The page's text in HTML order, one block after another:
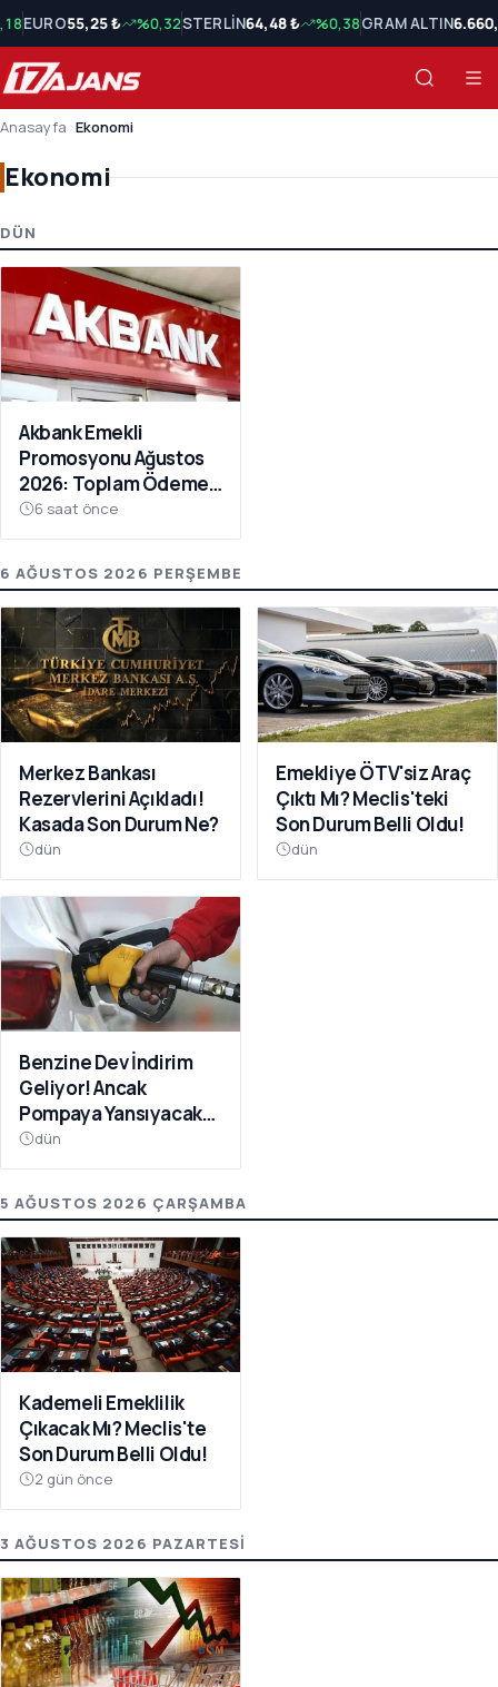
EURO55,25 ₺ %0,32STERLİN64,48 ₺ %0,38GRAM ALTIN
Anasayfa Ekonomi
Ekonomi
Ekonomi Son Haberler
DÜN
Akbank Emekli
Promosyonu Ağustos
2026: Toplam Ödeme
20 Bin TL'ye Çıktı!
6 saat önce
6 AĞUSTOS 2026 PERŞEMBE
Merkez Bankası
Rezervlerini Açıkladı!
Kasada Son Durum Ne?
dün
Emekliye ÖTV'siz Araç
Çıktı Mı? Meclis'teki
Son Durum Belli Oldu!
dün
Benzine Dev İndirim
Geliyor! Ancak
Pompaya Yansıyacak
Mı?dün
5 AĞUSTOS 2026 ÇARŞAMBA
Kademeli Emeklilik
Çıkacak Mı? Meclis'te
Son Durum Belli Oldu!
2 gün önce
3 AĞUSTOS 2026 PAZARTESI